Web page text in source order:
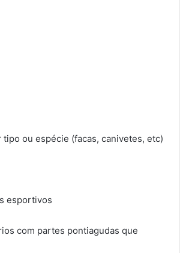
ou espécie (facas, canivetes, etc)
esportivos
com partes pontiagudas que